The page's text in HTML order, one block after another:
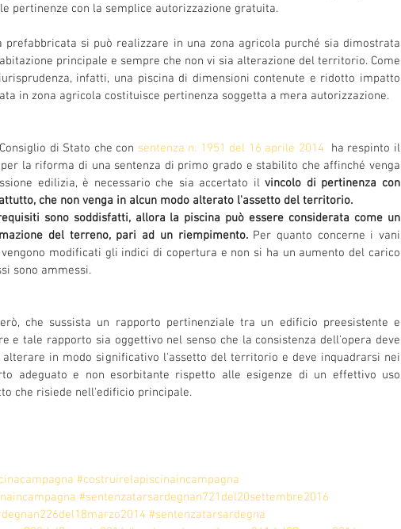
pertinenze con la semplice autorizzazione gratuita.
prefabbricata si può realizzare in una zona agricola purché sia dimostrata
principale e sempre che non vi sia alterazione del territorio. Come
infatti, una piscina di dimensioni contenute e ridotto impatto
in zona agricola costituisce pertinenza soggetta a mera autorizzazione.
di Stato che con sentenza n. 1951 del 16 aprile 2014 ha respinto il
la riforma di una sentenza di primo grado e stabilito che affinché venga
edilizia, è necessario che sia accertato il vincolo di pertinenza con
che non venga in alcun modo alterato l'assetto del territorio.
sono soddisfatti, allora la piscina può essere considerata come un
del terreno, pari ad un riempimento. Per quanto concerne i vani
modificati gli indici di copertura e non si ha un aumento del carico
sono ammessi.
che sussista un rapporto pertinenziale tra un edificio preesistente e
e tale rapporto sia oggettivo nel senso che la consistenza dell'opera deve
alterare in modo significativo l'assetto del territorio e deve inquadrarsi nei
adeguato e non esorbitante rispetto alle esigenze di un effettivo uso
che risiede nell'edificio principale.
#costruirelapiscinaincampagna
#sentenzatarsardegnan721del20settembre2016
#sentenzatarsardegna